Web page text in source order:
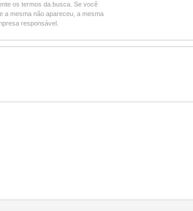
os termos da busca. Se você
a mesma não apareceu, a mesma
responsável.